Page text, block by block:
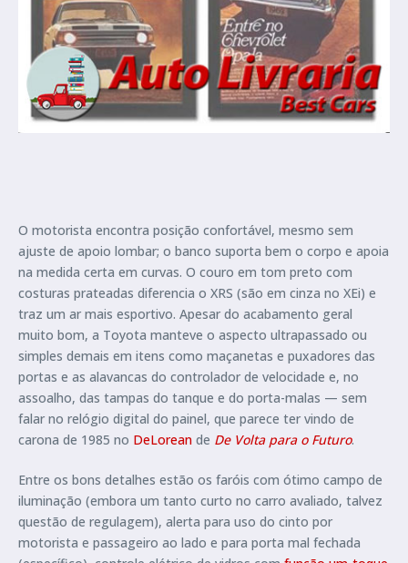
O motorista encontra posição confortável, mesmo sem
ajuste de apoio lombar; o banco suporta bem o corpo e apoia
na medida certa em curvas. O couro em tom preto com
costuras prateadas diferencia o XRS (são em cinza no XEi) e
traz um ar mais esportivo. Apesar do acabamento geral
muito bom, a Toyota manteve o aspecto ultrapassado ou
simples demais em itens como maçanetas e puxadores das
portas e as alavancas do controlador de velocidade e, no
assoalho, das tampas do tanque e do porta-malas — sem
falar no relógio digital do painel, que parece ter vindo de
carona de 1985 no DeLorean de De Volta para o Futuro.
Entre os bons detalhes estão os faróis com ótimo campo de
iluminação (embora um tanto curto no carro avaliado, talvez
questão de regulagem), alerta para uso do cinto por
motorista e passageiro ao lado e para porta mal fechada